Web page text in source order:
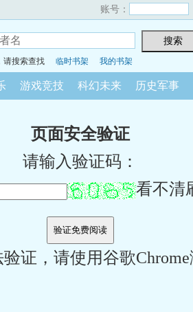
账号：
请搜索查找 临时书架 我的书架
游戏竞技 科幻未来 历史军事
页面安全验证
请输入验证码：
看不清
证，请使用谷歌Chrome